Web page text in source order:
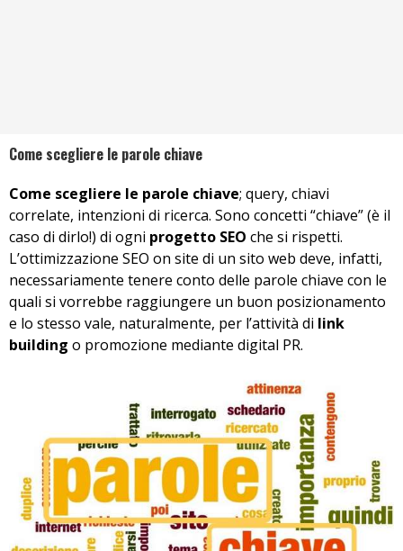
Come scegliere le parole chiave
Come scegliere le parole chiave; query, chiavi
correlate, intenzioni di ricerca. Sono concetti “chiave” (è il
caso di dirlo!) di ogni progetto SEO che si rispetti.
L’ottimizzazione SEO on site di un sito web deve, infatti,
necessariamente tenere conto delle parole chiave con le
quali si vorrebbe raggiungere un buon posizionamento
e lo stesso vale, naturalmente, per l’attività di link
building o promozione mediante digital PR.